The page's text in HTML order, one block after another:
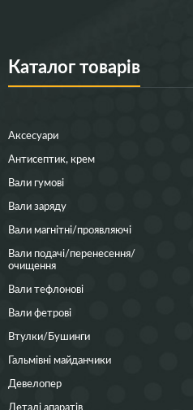
Каталог товарів
Аксесуари
Антисептик, крем
Вали гумові
Вали заряду
Вали магнітні/проявляючі
Вали подачі/перенесення/
очищення
Вали тефлонові
Вали фетрові
Втулки/Бушинги
Гальмівні майданчики
Девелопер
Деталі апаратів